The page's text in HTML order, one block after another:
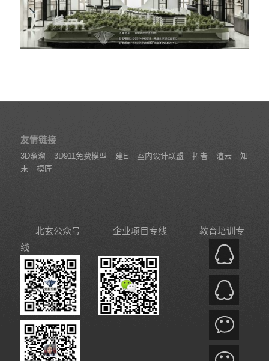
友情链接
3D溜溜 3D911免费模型 建E 室内设计联盟 拓者 渲云
知
末
模匠
北玄公众号 企业项目专线
教育培训专
线